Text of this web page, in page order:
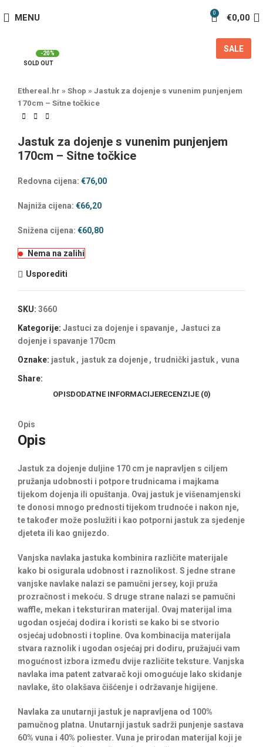
MENU 0 €0,00
-20%
SOLD OUT
SALE
Ethereal.hr » Shop » Jastuk za dojenje s vunenim punjenjem
170cm – Sitne točkice
Jastuk za dojenje s vunenim punjenjem
170cm – Sitne točkice
Redovna cijena: €76,00
Najniža cijena: €66,20
Snižena cijena: €60,80
Nema na zalihi
Usporediti
SKU: 3660
Kategorije: Jastuci za dojenje i spavanje, Jastuci za
dojenje i spavanje 170cm
Oznake: jastuk, jastuk za dojenje, trudnički jastuk, vuna
Share:
OPISDODATNE INFORMACIJERECENZIJE (0)
Opis
Opis
Jastuk za dojenje duljine 170 cm je napravljen s ciljem
pružanja udobnosti i potpore trudnicama i majkama
tijekom dojenja ili opuštanja. Ovaj jastuk je višenamjenski
te donosi mnogo prednosti tijekom trudnoće i nakon nje,
te također može poslužiti i kao potporni jastuk za sjedenje
djeteta ili kao gnijezdo.
Vanjska navlaka jastuka kombinira različite materijale
kako bi osigurala udobnost i raznolikost. S jedne strane
vanjske navlake nalazi se pamučni jersey, koji pruža
prozračnost i mekoću. S druge strane nalazi se pamučni
waffle, mekan i teksturiran materijal. Ovaj materijal ima
ugodan osjećaj dodira i koristi se kako bi se stvorio
osjećaj udobnosti i topline. Ova kombinacija materijala
stvara raznolik i ugodan osjećaj pri dodiru, pružajući vam
mogućnost izbora između dvije različite teksture. Vanjska
navlaka ima patent zatvarač koji omogućuje lako skidanje
navlake, što olakšava čišćenje i održavanje higijene.
Navlaka za unutarnji jastuk je napravljena od 100%
pamučnog platna. Unutarnji jastuk sadrži punjenje sastava
60% vuna i 40% poliester. Vuna je prirodan materijal koji je